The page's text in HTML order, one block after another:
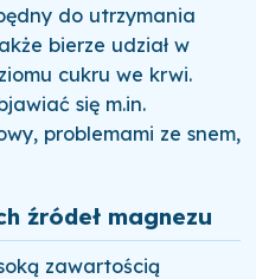
do utrzymania
bierze udział w
cukru we krwi.
się m.in.
problemami ze snem,
źródeł magnezu
zawartością